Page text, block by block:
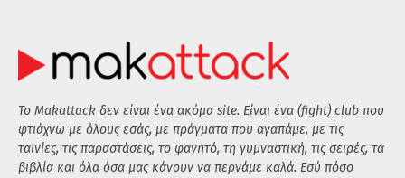
Το Makattack δεν είναι ένα ακόμα site. Είναι ένα (fight) club που
φτιάχνω με όλους εσάς, με πράγματα που αγαπάμε, με τις
ταινίες, τις παραστάσεις, το φαγητό, τη γυμναστική, τις σειρές, τα
βιβλία και όλα όσα μας κάνουν να περνάμε καλά. Εσύ πόσο